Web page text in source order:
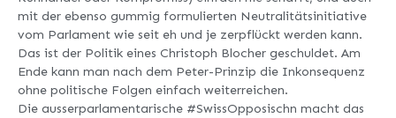
mit der ebenso gummig formulierten Neutralitätsinitiative
vom Parlament wie seit eh und je zerpflückt werden kann.
Das ist der Politik eines Christoph Blocher geschuldet. Am
Ende kann man nach dem Peter-Prinzip die Inkonsequenz
ohne politische Folgen einfach weiterreichen.
Die ausserparlamentarische #SwissOpposischn macht das